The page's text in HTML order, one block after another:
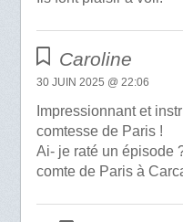
Caroline
30 JUIN 2025 @ 22:06
Impressionnant et
comtesse de Paris !
Ai- je raté un épisode
comte de Paris à